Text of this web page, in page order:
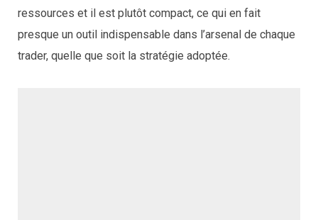
ressources et il est plutôt compact, ce qui en fait
presque un outil indispensable dans l’arsenal de chaque
trader, quelle que soit la stratégie adoptée.